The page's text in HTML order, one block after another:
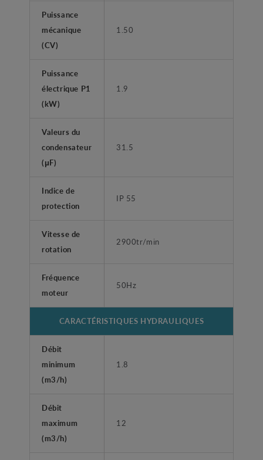
Puissance
mécanique
(CV)
1.50
Puissance
électrique P1
(kW)
1.9
Valeurs du
condensateur
(μF)
31.5
Indice de
protection
IP 55
Vitesse de
rotation
2900tr/min
Fréquence
moteur
50Hz
CARACTÉRISTIQUES HYDRAULIQUES
Débit
minimum
(m3/h)
1.8
Débit
maximum
(m3/h)
12